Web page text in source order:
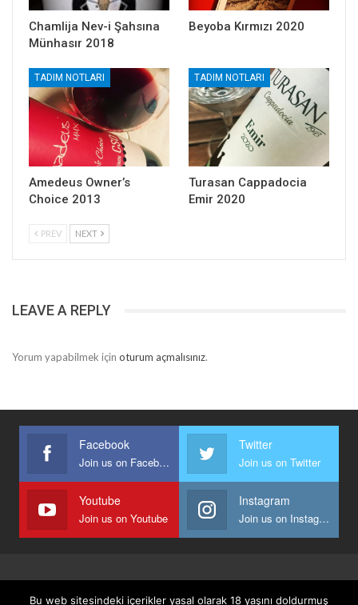
Chamlija Nev-i Şahsına
Münhasır 2018
Beyoba Kırmızı 2020
TADIM NOTLARI
Amedeus Owner’s
Choice 2013
TADIM NOTLARI
Turasan Cappadocia
Emir 2020
PREV NEXT
LEAVE A REPLY
Yorum yapabilmek için oturum açmalısınız.
Facebook
Join us on Facebook
Twitter
Join us on Twitter
Youtube
Join us on Youtube
Instagram
Join us on Instagram
Bu web sitesindeki içerikler yasal olarak 18 yaşını doldurmuş